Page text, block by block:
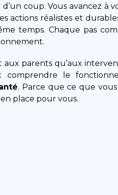
d’un coup. Vous avancez à
actions réalistes et
temps. Chaque pas
aux parents qu’aux
comprendre le
. Parce que ce que
place pour vous.